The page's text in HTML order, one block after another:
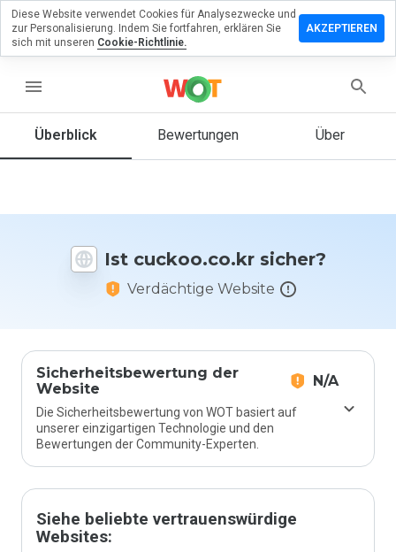
menu
Überblick Bewertungen Über
Ist cuckoo.co.kr sicher?
Verdächtige Website
Sicherheitsbewertung der
Website
N/A
Die Sicherheitsbewertung von WOT basiert auf
unserer einzigartigen Technologie und den
Bewertungen der Community-Experten.
Siehe beliebte vertrauenswürdige
Websites:
eine
würden
Skala von
Diese Website verwendet Cookies für Analysezwecke und
zur Personalisierung. Indem Sie fortfahren, erklären Sie
sich mit unseren Cookie-Richtlinie.
AKZEPTIEREN